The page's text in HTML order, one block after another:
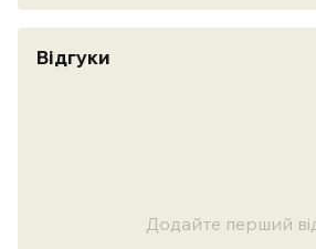
Відгуки
Додайте перший